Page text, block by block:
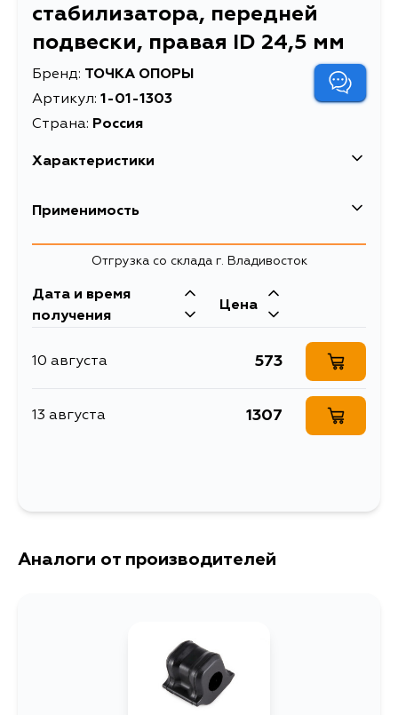
стабилизатора, передней
подвески, правая ID 24,5 мм
Бренд: ТОЧКА ОПОРЫ
Артикул: 1-01-1303
Страна: Россия
Характеристики
Применимость
Toyota
Кузов Двигатель
ANH20, GGH20, ANH20W,
2GRFE, 2AZFE
Отгрузка со склада г. Владивосток
Дата и время
получения
Цена
10 августа 573
13 августа 1307
Аналоги от производителей